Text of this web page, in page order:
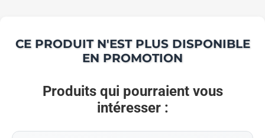
CE PRODUIT N'EST PLUS DISPONIBLE
EN PROMOTION
Produits qui pourraient vous
intéresser :